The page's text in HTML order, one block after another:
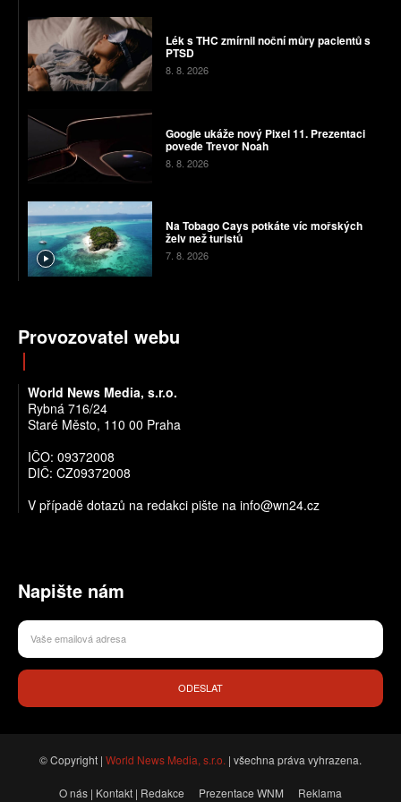
Lék s THC zmírnil noční můry pacientů s
PTSD
8. 8. 2026
Google ukáže nový Pixel 11. Prezentaci
povede Trevor Noah
8. 8. 2026
Na Tobago Cays potkáte víc mořských
želv než turistů
7. 8. 2026
Provozovatel webu
World News Media, s.r.o.
Rybná 716/24
Staré Město, 110 00 Praha
IČO: 09372008
DIČ: CZ09372008
V případě dotazů na redakci pište na info@wn24.cz
Napište nám
ODESLAT
© Copyright | World News Media, s.r.o. | všechna práva vyhrazena.
O nás | Kontakt | Redakce Prezentace WNM Reklama